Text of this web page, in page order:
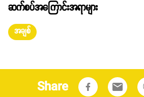
ဆက်စပ်အကြောင်းအရာများ
အချစ်
Share email